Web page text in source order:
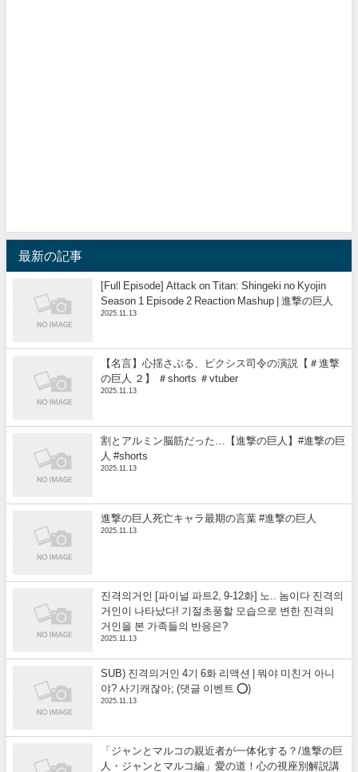
最新の記事
[Full Episode] Attack on Titan: Shingeki no Kyojin
Season 1 Episode 2 Reaction Mashup | 進撃の巨人
2025.11.13
【名言】心揺さぶる、ピクシス司令の演説【＃進撃
の巨人 ２】 ＃shorts ＃vtuber
2025.11.13
割とアルミン脳筋だった…【進撃の巨人】#進撃の巨
人 #shorts
2025.11.13
進撃の巨人死亡キャラ最期の言葉 #進撃の巨人
2025.11.13
진격의거인 [파이널 파트2, 9-12화] 노.. 놈이다 진격의
거인이 나타났다! 기절초풍할 모습으로 변한 진격의
거인을 본 가족들의 반응은?
2025.11.13
SUB) 진격의거인 4기 6화 리액션 | 뭐야 미친거 아니
야? 사기캐잖아; (댓글 이벤트 ⭕)
2025.11.13
「ジャンとマルコの親近者が一体化する？/進撃の巨
人・ジャンとマルコ編」愛の道！心の視座別解説講